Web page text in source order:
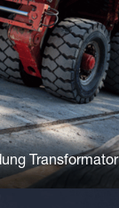
Transformator